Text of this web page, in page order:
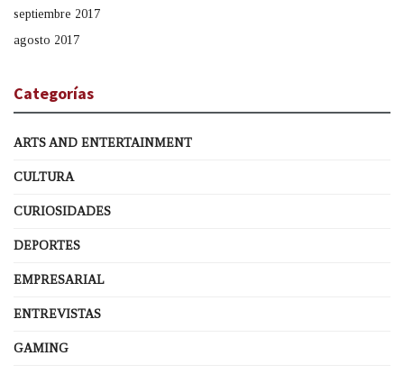
septiembre 2017
agosto 2017
Categorías
ARTS AND ENTERTAINMENT
CULTURA
CURIOSIDADES
DEPORTES
EMPRESARIAL
ENTREVISTAS
GAMING